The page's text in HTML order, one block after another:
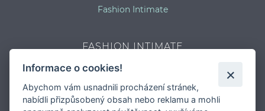
Fashion Intimate
FASHION INTIMATE
Potřebujete poradit s velikostí?
Jaký typ kalhotek je pro vás vhodný?
Nejčastější chyby při výběru prádla
Informace o cookies!
Abychom vám usnadnili procházení stránek,
nabídli přizpůsobený obsah nebo reklamu a mohli